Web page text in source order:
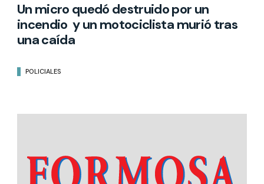
Un micro quedó destruido por un
incendio y un motociclista murió tras
una caída
POLICIALES